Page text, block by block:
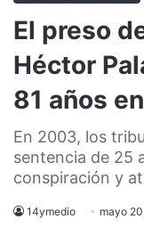
El preso
Héctor
81 años
En 2003, los
sentencia de 25
conspiración y
14ymedio mayo